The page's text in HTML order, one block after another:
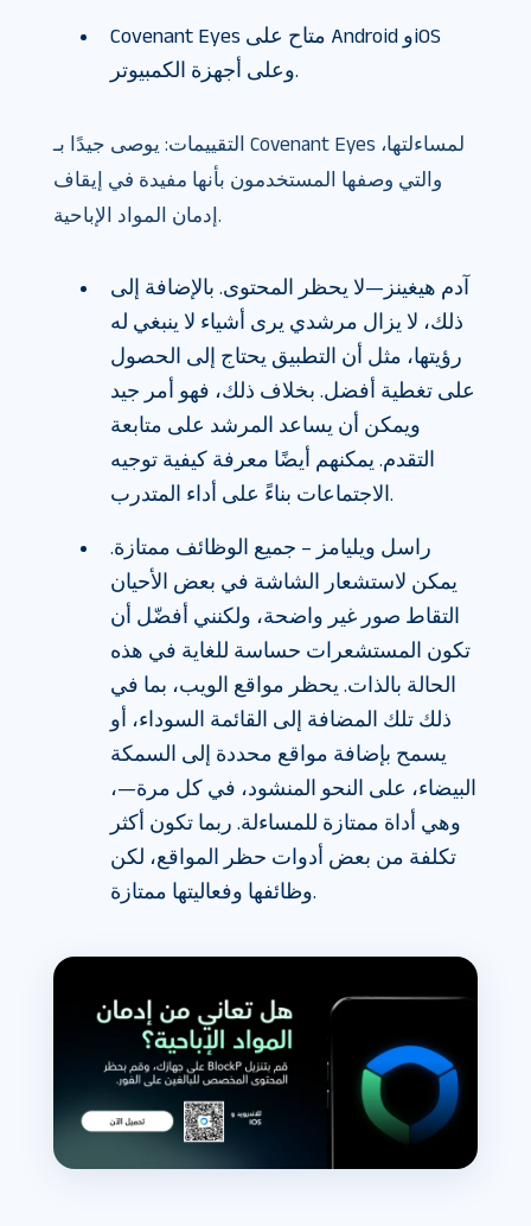
Covenant Eyes متاح على Android وiOS
وعلى أجهزة الكمبيوتر.
التقييمات: يوصى جيدًا بـ Covenant Eyes لمساءلتها،
والتي وصفها المستخدمون بأنها مفيدة في إيقاف
إدمان المواد الإباحية.
آدم هيغينز—لا يحظر المحتوى. بالإضافة إلى
ذلك، لا يزال مرشدي يرى أشياء لا ينبغي له
رؤيتها، مثل أن التطبيق يحتاج إلى الحصول
على تغطية أفضل. بخلاف ذلك، فهو أمر جيد
ويمكن أن يساعد المرشد على متابعة
التقدم. يمكنهم أيضًا معرفة كيفية توجيه
الاجتماعات بناءً على أداء المتدرب.
راسل ويليامز – جميع الوظائف ممتازة.
يمكن لاستشعار الشاشة في بعض الأحيان
التقاط صور غير واضحة، ولكنني أفضّل أن
تكون المستشعرات حساسة للغاية في هذه
الحالة بالذات. يحظر مواقع الويب، بما في
ذلك تلك المضافة إلى القائمة السوداء، أو
يسمح بإضافة مواقع محددة إلى السمكة
البيضاء، على النحو المنشود، في كل مرة—،
وهي أداة ممتازة للمساءلة. ربما تكون أكثر
تكلفة من بعض أدوات حظر المواقع، لكن
وظائفها وفعاليتها ممتازة.